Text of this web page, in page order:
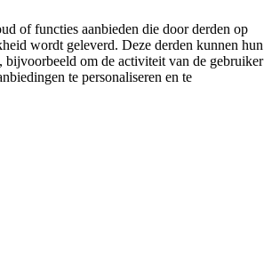
of functies aanbieden die door derden op
wordt geleverd. Deze derden kunnen hun
bijvoorbeeld om de activiteit van de gebruiker
te personaliseren en te